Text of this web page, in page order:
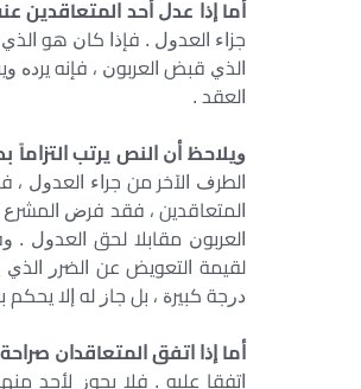
ﺃﻣﺎ ﺇﺫﺍ ﻋﺪﻝ ﺃﺣﺪ ﺍﻟﻤﺘﻌﺎﻗﺪﻳﻦ
ﺟﺰﺍﺀ ﺍﻟﻌﺪﻭﻝ . ﻓﺈﺫﺍ ﻛﺎﻥ ﻫﻮ
ﺍﻟﺬﻱ ﻗﺒﺾ ﺍﻟﻌﺮﺑﻮﻥ ، ﻓﺈﻧﻪ ﻳﺮﺩﻩ
ﺍﻟﻌﻘﺪ .
ﻭﻳﻼﺣﻆ ﺃﻥ ﺍﻟﻨﺺ ﻳﺮﺗﺐ
ﺍﻟﻄﺮﻑ ﺍﻵﺧﺮ ﻣﻦ ﺟﺮﺍﺀ ﺍﻟﻌﺪﻭﻝ ،
ﺍﻟﻤﺘﻌﺎﻗﺪﻳﻦ ، ﻓﻘﺪ ﻓﺮﺽ ﺍﻟﻤﺸﺮﻉ
ﺍﻟﻌﺮﺑﻮﻥ ﻣﻘﺎﺑﻼ ﻟﺤﻖ ﺍﻟﻌﺪﻭﻝ .
ﻟﻘﻴﻤﺔ ﺍﻟﺘﻌﻮﻳﺾ ﻋﻦ ﺍﻟﻀﺮﺭ
ﺩﺭﺟﺔ ﻛﺒﻴﺮﺓ ، ﺑﻞ ﺟﺎﺯ ﻟﻪ ﺇﻻ
ﺃﻣﺎ ﺇﺫﺍ ﺍﺗﻔﻖ ﺍﻟﻤﺘﻌﺎﻗﺪﺍﻥ
ﺍﺗﻔﻘﺎ ﻋﻠﻴﻪ . ﻓﻼ ﻳﺠﻮﺯ ﻷﺣﺪ